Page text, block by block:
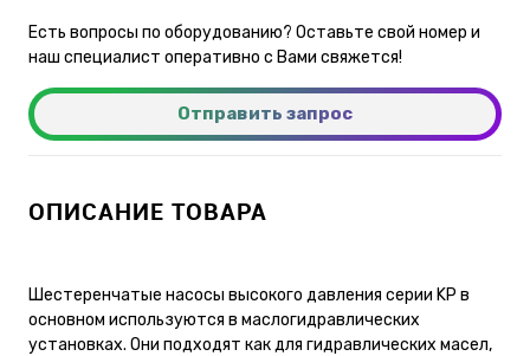
Есть вопросы по оборудованию? Оставьте свой номер и
наш специалист оперативно с Вами свяжется!
Отправить запрос
ОПИСАНИЕ ТОВАРА
Шестеренчатые насосы высокого давления серии KP в
основном используются в маслогидравлических
установках. Они подходят как для гидравлических масел,